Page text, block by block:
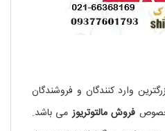
وارد کنندگان و فروشندگان
فروش مالتوتریوز می باشد.